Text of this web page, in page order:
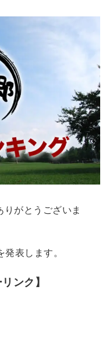
がとうございま
表します。
ンク】